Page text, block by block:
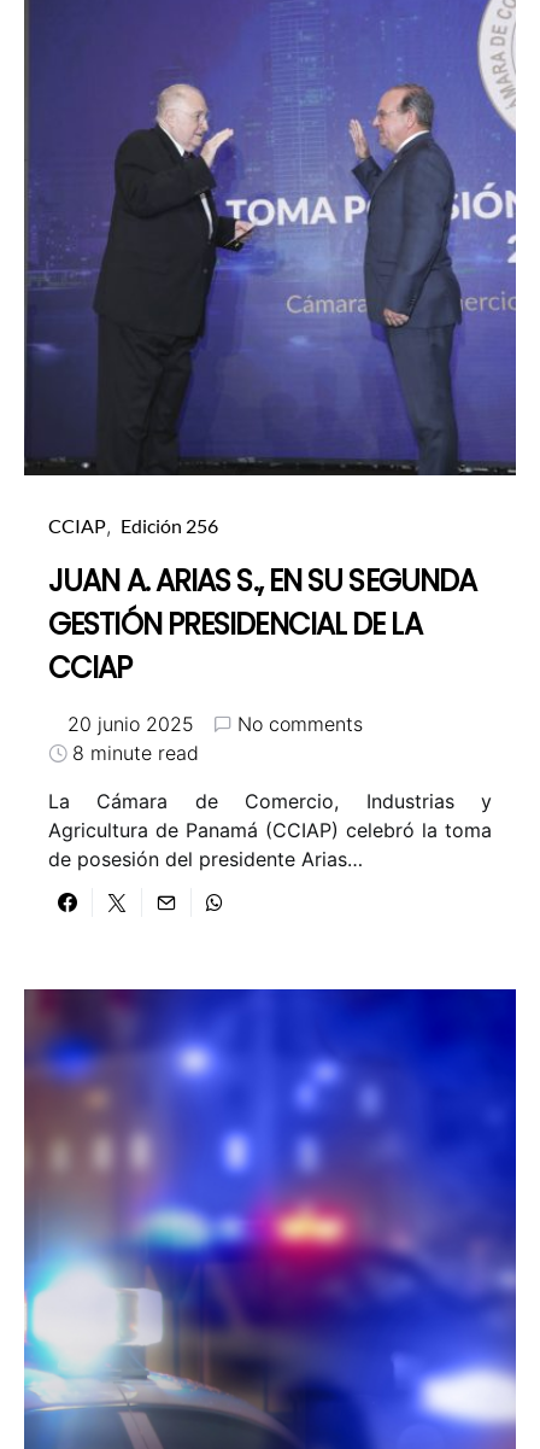
CCIAP Edición 256
JUAN A. ARIAS S., EN SU SEGUNDA
GESTIÓN PRESIDENCIAL DE LA
CCIAP
20 junio 2025
No comments
8 minute read
La Cámara de Comercio, Industrias y
Agricultura de Panamá (CCIAP) celebró la toma
de posesión del presidente Arias…